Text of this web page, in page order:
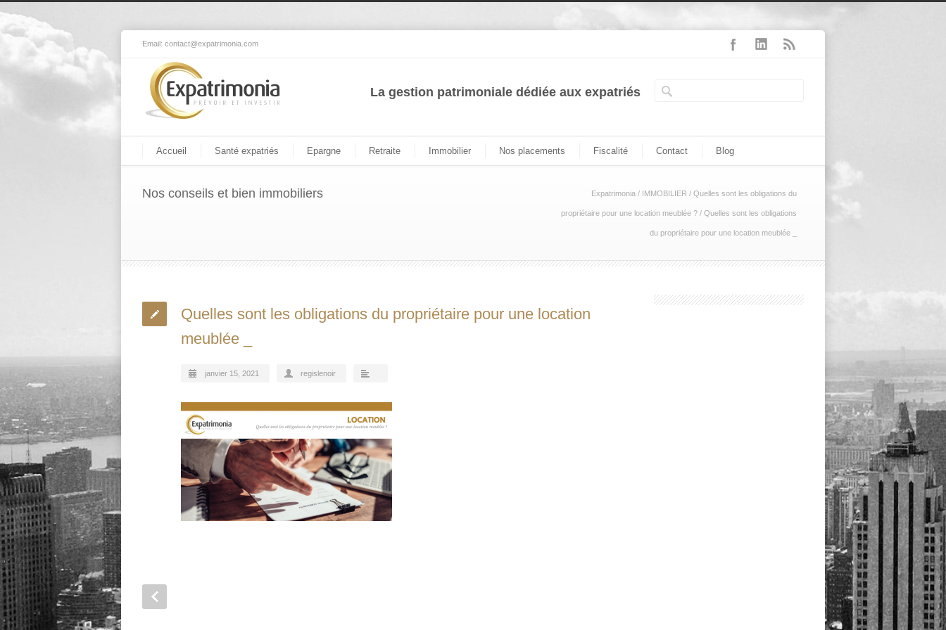
Email: contact@expatrimonia.com
La gestion patrimoniale dédiée aux expatriés
Accueil Santé expatriés Epargne Retraite Immobilier Nos placements Fiscalité Contact Blog
Nos conseils et bien immobiliers Expatrimonia / IMMOBILIER / Quelles sont les obligations du
propriétaire pour une location meublée ? / Quelles sont les obligations
du propriétaire pour une location meublée _
Quelles sont les obligations du propriétaire pour une location
meublée _
janvier 15, 2021 regislenoir